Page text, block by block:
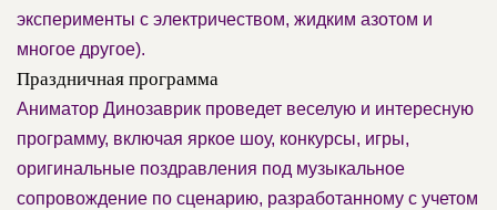
эксперименты с электричеством, жидким азотом и
многое другое).
Праздничная программа
Аниматор Динозаврик проведет веселую и интересную
программу, включая яркое шоу, конкурсы, игры,
оригинальные поздравления под музыкальное
сопровождение по сценарию, разработанному с учетом